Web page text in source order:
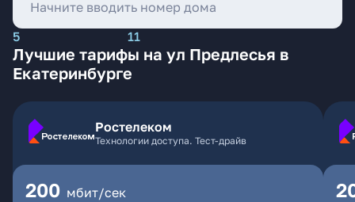
5 11
Лучшие тарифы на ул Предлесья в
Екатеринбурге
Ростелеком
Технологии доступа. Тест-драйв
200 мбит/сек